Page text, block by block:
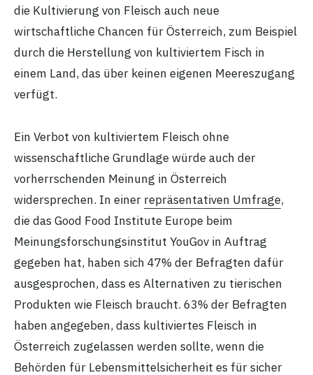
die Kultivierung von Fleisch auch neue
wirtschaftliche Chancen für Österreich, zum Beispiel
durch die Herstellung von kultiviertem Fisch in
einem Land, das über keinen eigenen Meereszugang
verfügt.
Ein Verbot von kultiviertem Fleisch ohne
wissenschaftliche Grundlage würde auch der
vorherrschenden Meinung in Österreich
widersprechen. In einer repräsentativen Umfrage,
die das Good Food Institute Europe beim
Meinungsforschungsinstitut YouGov in Auftrag
gegeben hat, haben sich 47% der Befragten dafür
ausgesprochen, dass es Alternativen zu tierischen
Produkten wie Fleisch braucht. 63% der Befragten
haben angegeben, dass kultiviertes Fleisch in
Österreich zugelassen werden sollte, wenn die
Behörden für Lebensmittelsicherheit es für sicher